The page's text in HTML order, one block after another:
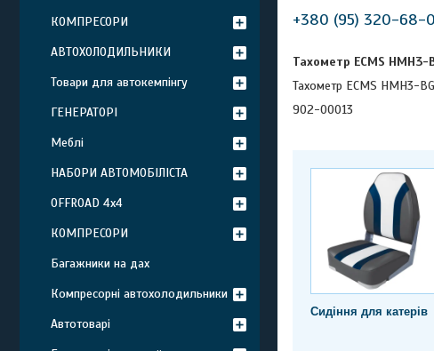
+380 (95) 320-68-
Тахометр ECMS
Тахометр ECMS HMH3-
902-00013
Сидіння для катерів
КОМПРЕСОРИ
АВТОХОЛОДИЛЬНИКИ
Товари для автокемпінгу
ГЕНЕРАТОРІ
Меблі
НАБОРИ АВТОМОБІЛІСТА
OFFROAD 4х4
КОМПРЕСОРИ
Багажники на дах
Компресорні автохолодильники
Автотоварі